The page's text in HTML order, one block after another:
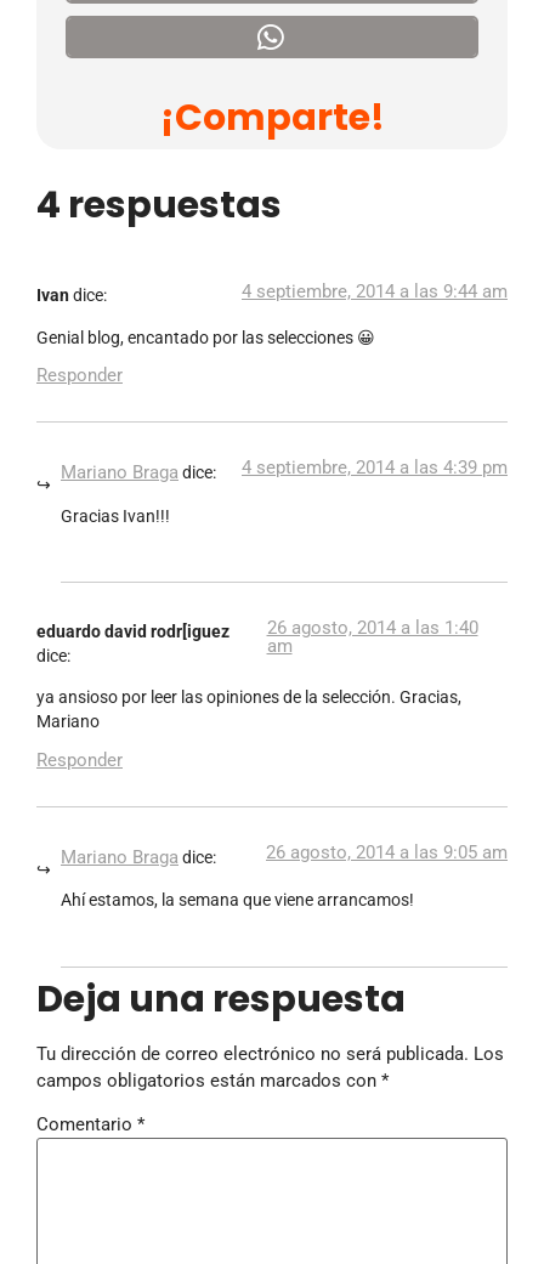
¡Comparte!
4 respuestas
Ivandice: 4 septiembre, 2014 a las 9:44 am
Genial blog, encantado por las selecciones 😀
Responder
Mariano Braga dice: 4 septiembre, 2014 a las 4:39 pm
Gracias Ivan!!!
eduardo david rodr[iguez
dice:
26 agosto, 2014 a las 1:40
am
ya ansioso por leer las opiniones de la selección. Gracias,
Mariano
Responder
Mariano Braga dice: 26 agosto, 2014 a las 9:05 am
Ahí estamos, la semana que viene arrancamos!
Deja una respuesta
Tu dirección de correo electrónico no será publicada. Los
campos obligatorios están marcados con *
Comentario *